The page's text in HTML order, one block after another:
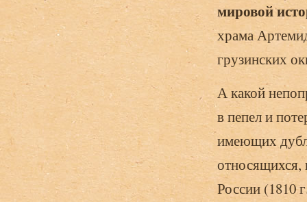
мировой
храма
грузинских
А какой
в пепел и
имеющих
относящихся,
России (1810